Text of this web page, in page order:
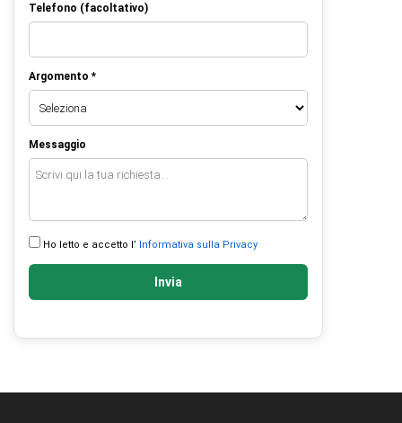
Telefono (facoltativo)
Argomento *
Messaggio
Ho letto e accetto l’ Informativa sulla Privacy
Invia